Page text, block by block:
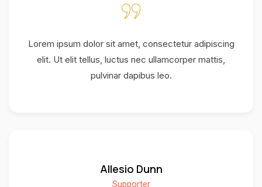
Lorem ipsum dolor sit amet, consectetur adipiscing
elit. Ut elit tellus, luctus nec ullamcorper mattis,
pulvinar dapibus leo.
Allesio Dunn
Supporter